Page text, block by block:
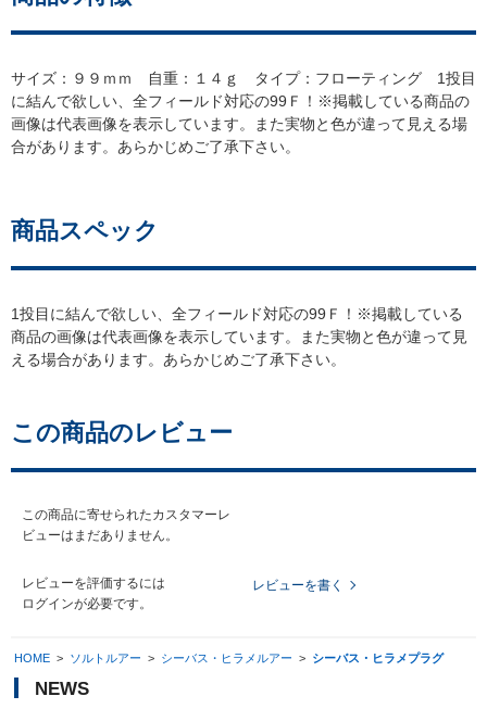
サイズ：９９ｍｍ 自重：１４ｇ タイプ：フローティング 1投目
に結んで欲しい、全フィールド対応の99Ｆ！※掲載している商品の
画像は代表画像を表示しています。また実物と色が違って見える場
合があります。あらかじめご了承下さい。
商品スペック
1投目に結んで欲しい、全フィールド対応の99Ｆ！※掲載している
商品の画像は代表画像を表示しています。また実物と色が違って見
える場合があります。あらかじめご了承下さい。
この商品のレビュー
この商品に寄せられたカスタマーレ
ビューはまだありません。
レビューを評価するには
ログインが必要です。
レビューを書く
HOME > ソルトルアー > シーバス・ヒラメルアー > シーバス・ヒラメプラグ
NEWS